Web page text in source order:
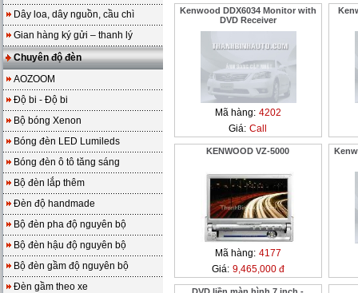
Dây loa, dây nguồn, cầu chì
Gian hàng ký gửi – thanh lý
Chuyên độ đèn
AOZOOM
Độ bi - Độ bi
Bộ bóng Xenon
Bóng đèn LED Lumileds
Bóng đèn ô tô tăng sáng
Bộ đèn lắp thêm
Đèn độ handmade
Bộ đèn pha độ nguyên bộ
Bộ đèn hậu độ nguyên bộ
Bộ đèn gầm độ nguyên bộ
Đèn gầm theo xe
Kenwood DDX6034 Monitor with
DVD Receiver
Mã hàng: 4202
Giá: Call
KENWOOD VZ-5000
Mã hàng: 4177
Giá: 9,465,000 đ